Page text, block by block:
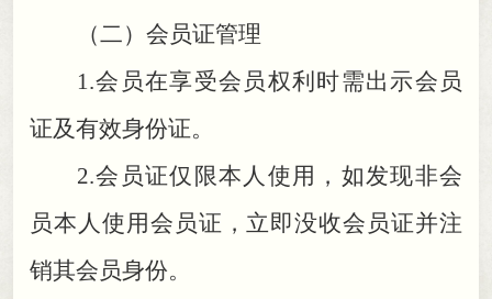
（二）会员证管理
1.会员在享受会员权利时需出示会员
证及有效身份证。
2.会员证仅限本人使用 ， 如发现非会
员本人使用会员证，立即没收会员证并注
销其会员身份。